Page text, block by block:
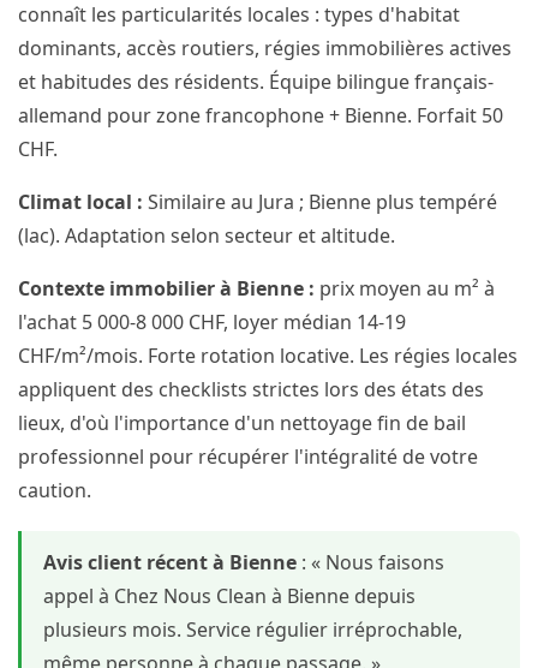
connaît les particularités locales : types d'habitat
dominants, accès routiers, régies immobilières actives
et habitudes des résidents. Équipe bilingue français-
allemand pour zone francophone + Bienne. Forfait 50
CHF.
Climat local : Similaire au Jura ; Bienne plus tempéré
(lac). Adaptation selon secteur et altitude.
Contexte immobilier à Bienne : prix moyen au m² à
l'achat 5 000-8 000 CHF, loyer médian 14-19
CHF/m²/mois. Forte rotation locative. Les régies locales
appliquent des checklists strictes lors des états des
lieux, d'où l'importance d'un nettoyage fin de bail
professionnel pour récupérer l'intégralité de votre
caution.
Avis client récent à Bienne : « Nous faisons
appel à Chez Nous Clean à Bienne depuis
plusieurs mois. Service régulier irréprochable,